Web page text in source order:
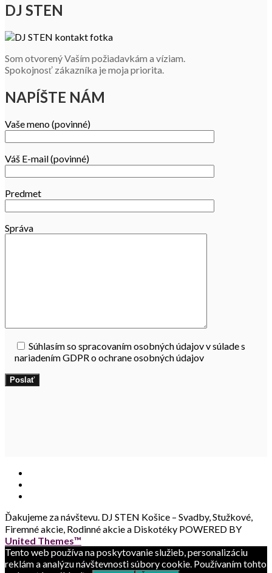
DJ STEN
Som otvorený Vaším požiadavkám a víziam.
Spokojnosť zákazníka je moja priorita.
NAPÍŠTE NÁM
Vaše meno (povinné)
Váš E-mail (povinné)
Predmet
Správa
Súhlasím so spracovaním osobných údajov v súlade s
nariadením GDPR o ochrane osobných údajov
Ďakujeme za návštevu. DJ STEN Košice – Svadby, Stužkové,
Firemné akcie, Rodinné akcie a Diskotéky POWERED BY
United Themes™
Tento web používa na poskytovanie služieb, personalizáciu
reklám a analýzu návštevnosti súbory cookie. Používaním tohto